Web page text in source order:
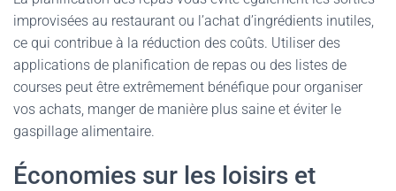
improvisées au restaurant ou l’achat d’ingrédients inutiles,
ce qui contribue à la réduction des coûts. Utiliser des
applications de planification de repas ou des listes de
courses peut être extrêmement bénéfique pour organiser
vos achats, manger de manière plus saine et éviter le
gaspillage alimentaire.
Économies sur les loisirs et